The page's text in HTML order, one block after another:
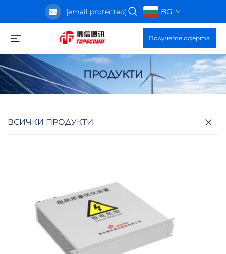
[email protected] BG
Получете оферта
ПРОДУКТИ
ВСИЧКИ ПРОДУКТИ